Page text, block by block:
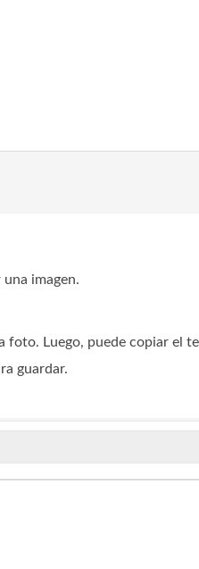
imagen.
foto. Luego, puede copiar el
guardar.